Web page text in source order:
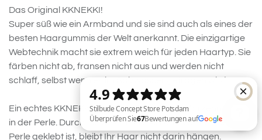
Das Original KKNEKKI!
Super süß wie ein Armband und sie sind auch als eines der
besten Haargummis der Welt anerkannt. Die einzigartige
Webtechnik macht sie extrem weich für jeden Haartyp. Sie
färben nicht ab, fransen nicht aus und werden nicht
schlaff, selbst wenn es im Salzwasser getragen wird.
Ein echtes KKNEKKI erkennen Sie an dem Markennamen
in der Perle. Durch die besondere Art und Weise, wie diese
Perle geklebt ist, bleibt Ihr Haar nicht darin hängen.